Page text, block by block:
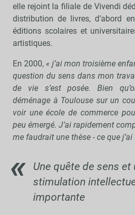
elle rejoint la filiale de Vivendi
distribution de livres, d’abord
éditions scolaires et
artistiques.
En 2000, « j’ai mon troisième
question du sens dans mon
de vie s’est posée. Bien
déménage à Toulouse sur un
voir une école de commerce
peu émergé. J’ai rapidement
me faudrait une thèse - ce que
Une quête de sens et
stimulation
importante